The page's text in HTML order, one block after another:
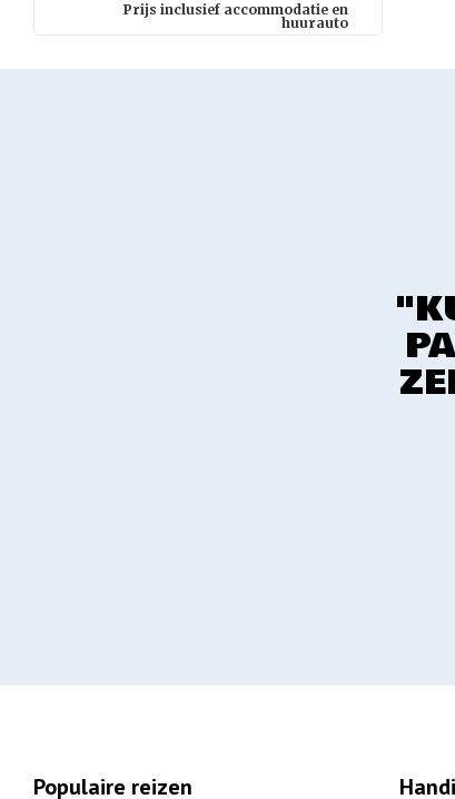
Prijs inclusief accommodatie en
huurauto
Populaire reizen